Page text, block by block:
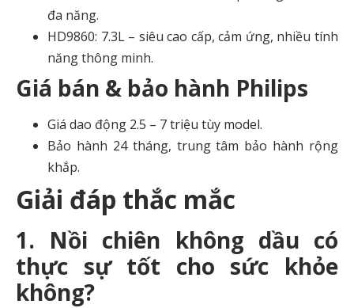
đa năng.
HD9860: 7.3L – siêu cao cấp, cảm ứng, nhiều tính
năng thông minh.
Giá bán & bảo hành Philips
Giá dao động 2.5 – 7 triệu tùy model.
Bảo hành 24 tháng, trung tâm bảo hành rộng
khắp.
Giải đáp thắc mắc
1. Nồi chiên không dầu có
thực sự tốt cho sức khỏe
không?